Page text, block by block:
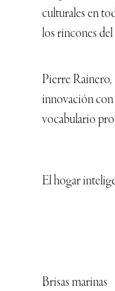
culturales en
los rincones del
Pierre Rainero,
innovación con
vocabulario
El hogar
Brisas marinas